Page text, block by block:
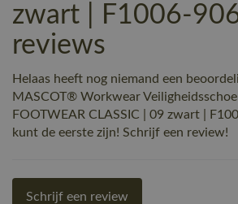
zwart | F1006-
reviews
Helaas heeft nog niemand een
MASCOT® Workwear
FOOTWEAR CLASSIC | 09 zwart |
kunt de eerste zijn! Schrijf een review!
Schrijf een review